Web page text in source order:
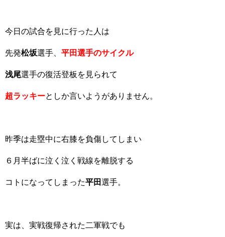
今日の試合を見に行った人は
先発松坂選手、 平田選手のサイクル
浅尾選手の復活登板を見られて
超ラッキーとしか言いようがありません。
昨季は走塁中に右膝を負傷してしまい
６月半ばに泣く泣く戦線を離脱する
コトになってしまった平田選手。
実は、実戦復帰された二軍戦でも